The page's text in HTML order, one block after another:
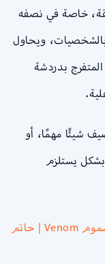
ويمتد عرضه الى 140 دقيقة، خاصة في نصفه
بالشخصيات، ويحاول
المتفرج بدردشة
شيئًا مهمًا، أو
يستلزم
توم هاردي ينجو من سموم Venom | حاتم